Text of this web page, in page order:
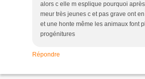
alors c elle m esplique pourquoi
meur très jeunes c et pas grave ont
et une honte même les animaux font
progénitures
Répondre